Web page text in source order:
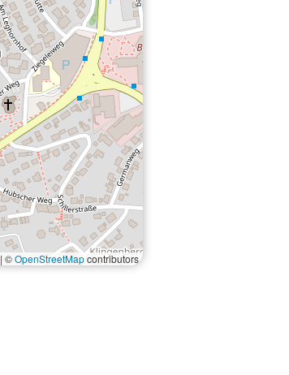
| ©OpenStreetMapcontributors